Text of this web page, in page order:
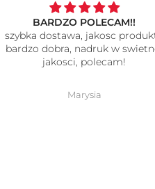
BARDZO POLECAM!!
szybka dostawa, jakosc produktu
bardzo dobra, nadruk w swietnej
jakosci, polecam!
Marysia